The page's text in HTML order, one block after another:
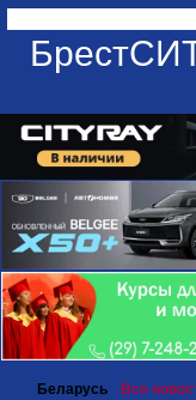
Беларусь Все